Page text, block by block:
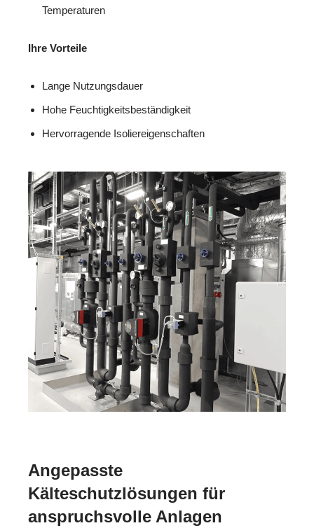
Temperaturen
Ihre Vorteile
Lange Nutzungsdauer
Hohe Feuchtigkeitsbeständigkeit
Hervorragende Isoliereigenschaften
Angepasste
Kälteschutzlösungen für
anspruchsvolle Anlagen